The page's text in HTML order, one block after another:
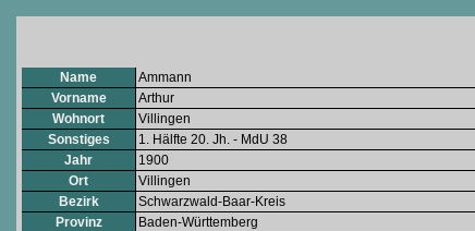
Name
Ammann
Vorname
Arthur
Wohnort
Villingen
Sonstiges
1. Hälfte 20. Jh. - MdU 38
Jahr
1900
Ort
Villingen
Bezirk
Schwarzwald-Baar-Kreis
Provinz
Baden-Württemberg